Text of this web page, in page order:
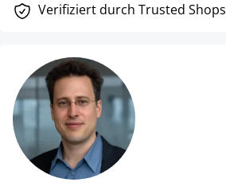
Verifiziert durch Trusted Shops